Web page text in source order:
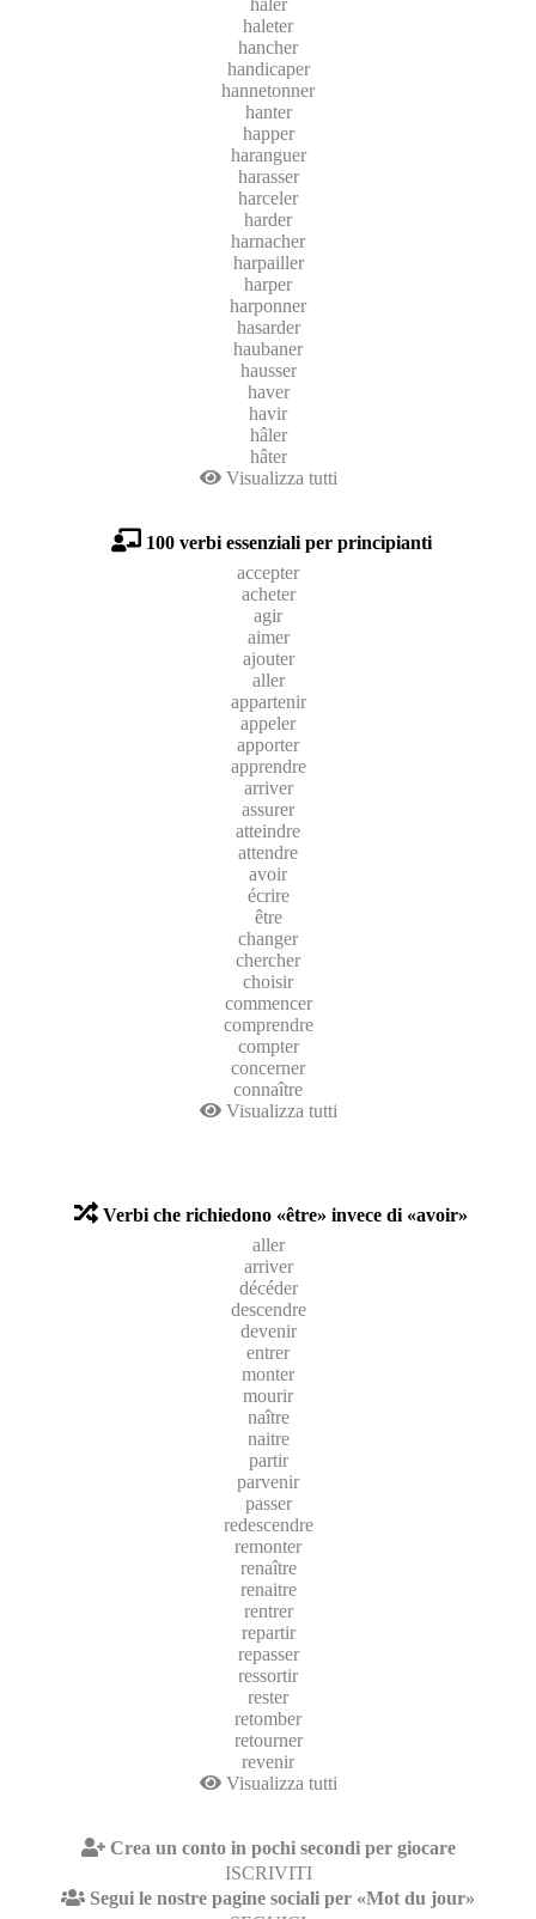
haleter
hancher
handicaper
hannetonner
hanter
happer
haranguer
harasser
harceler
harder
harnacher
harpailler
harper
harponner
hasarder
haubaner
hausser
haver
havir
hâler
hâter
Visualizza tutti
100 verbi essenziali per principianti
accepter
acheter
agir
aimer
ajouter
aller
appartenir
appeler
apporter
apprendre
arriver
assurer
atteindre
attendre
avoir
écrire
être
changer
chercher
choisir
commencer
comprendre
compter
concerner
connaître
Visualizza tutti
Verbi che richiedono «être» invece di «avoir»
aller
arriver
décéder
descendre
devenir
entrer
monter
mourir
naître
naitre
partir
parvenir
passer
redescendre
remonter
renaître
renaitre
rentrer
repartir
repasser
ressortir
rester
retomber
retourner
revenir
Visualizza tutti
Crea un conto in pochi secondi per giocare
ISCRIVITI
Segui le nostre pagine sociali per «Mot du jour»